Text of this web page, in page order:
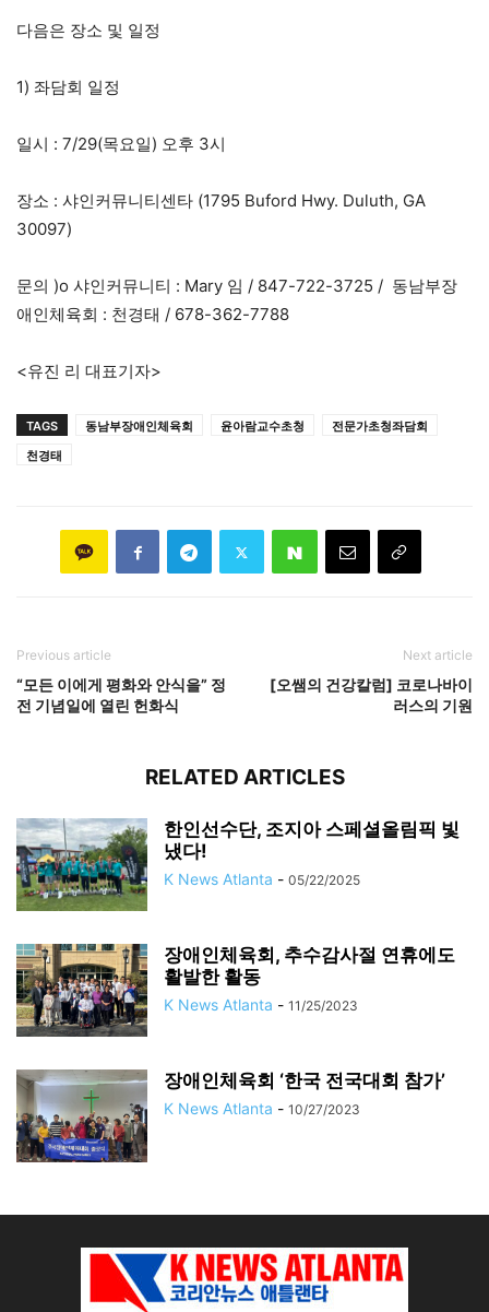
다음은 장소 및 일정
1) 좌담회 일정
일시 : 7/29(목요일) 오후 3시
장소 : 샤인커뮤니티센타 (1795 Buford Hwy. Duluth, GA
30097)
문의 )o 샤인커뮤니티 : Mary 임 / 847-722-3725 / 동남부장
애인체육회 : 천경태 / 678-362-7788
<유진 리 대표기자>
TAGS 동남부장애인체육회 윤아람교수초청
전문가초청좌담회
천경태
Previous article
“모든 이에게 평화와 안식을” 정
전 기념일에 열린 헌화식
Next article
[오쌤의 건강칼럼] 코로나바이
러스의 기원
RELATED ARTICLES
한인선수단, 조지아 스페셜올림픽 빛
냈다!
K News Atlanta - 05/22/2025
장애인체육회, 추수감사절 연휴에도
활발한 활동
K News Atlanta - 11/25/2023
장애인체육회 ‘한국 전국대회 참가’
K News Atlanta - 10/27/2023